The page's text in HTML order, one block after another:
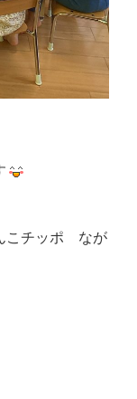
こチッポ なが